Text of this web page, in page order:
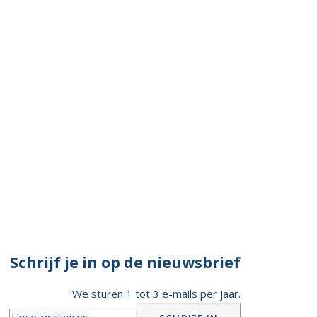
Schrijf je in op de nieuwsbrief
We sturen 1 tot 3 e-mails per jaar.